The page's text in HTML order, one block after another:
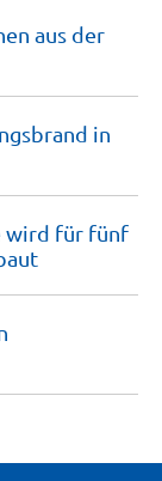
aus der
in
wird für fünf